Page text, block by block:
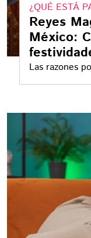
¿QUÉ ESTÁ
Reyes
México:
Las razones
pilas de litio